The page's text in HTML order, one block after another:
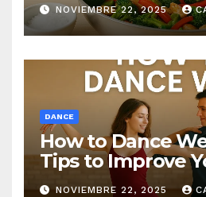
NOVIEMBRE 22, 2025
DANCE
How to Dance
Tips to Improve
Dancing Skills
NOVIEMBRE 22, 2025